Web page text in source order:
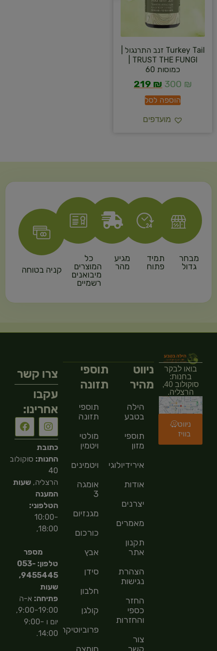
Turkey Tail זנב התרנגול |
כמוסות 60
300 ₪
219 ₪
הוספה לסל
מועדפים
מבחר
גדול
תמיד
פתוח
מגיע
מהר
כל
המוצרים
מיבואנים
רשמיים
קניה בטוחה
בואו לבקר
בחנות:
סוקולוב 40,
הרצליה.
ניווט
בוויז
ניווט
מהיר
הילה
בטבע
תוספי
מזון
אירידיולוגיה
אודות
יצרנים
מאמרים
תקנון
אתר
הצהרת
נגישות
החזר
כספי
והחזרות
צור
תוספי
תזונה
תוספי
תזונה
מולטי
ויטמין
ויטמינים
אומגה
3
מגנזיום
כורכום
אבץ
סידן
חלבון
קולגן
פרוביוטיקה
צרו קשר
עקבו
אחרינו:
כתובת
החנות: סוקולוב
40
הרצליה,שעות
המענה
הטלפוני:
10:00-
18:00,
מספר
טלפון: 053-
9455445,
שעות
פתיחה: א-ה
9:00-19:00,
יום ו 9:00-
14:00.